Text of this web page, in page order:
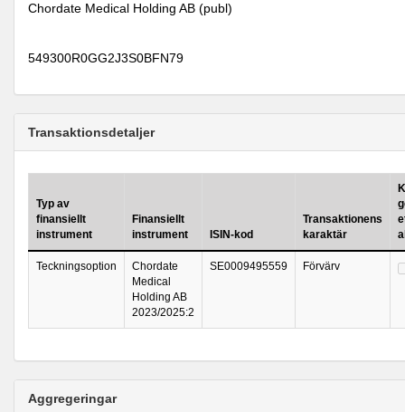
Chordate Medical Holding AB (publ)
549300R0GG2J3S0BFN79
Transaktionsdetaljer
Typ av
finansiellt
instrument
Finansiellt
instrument
ISIN-kod
Transaktionens
karaktär
Teckningsoption
Chordate
Medical
Holding AB
2023/2025:2
SE0009495559 Förvärv
Aggregeringar